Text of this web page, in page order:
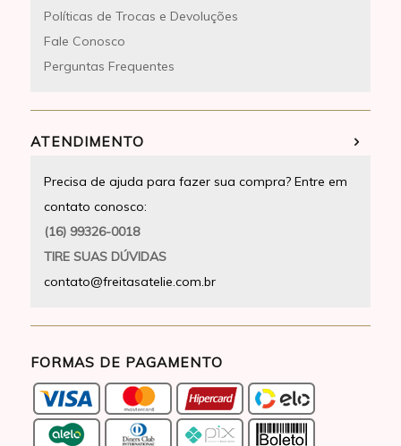
Políticas de Trocas e Devoluções
Fale Conosco
Perguntas Frequentes
ATENDIMENTO
Precisa de ajuda para fazer sua compra? Entre em
contato conosco:
(16) 99326-0018
TIRE SUAS DÚVIDAS
contato@freitasatelie.com.br
FORMAS DE PAGAMENTO